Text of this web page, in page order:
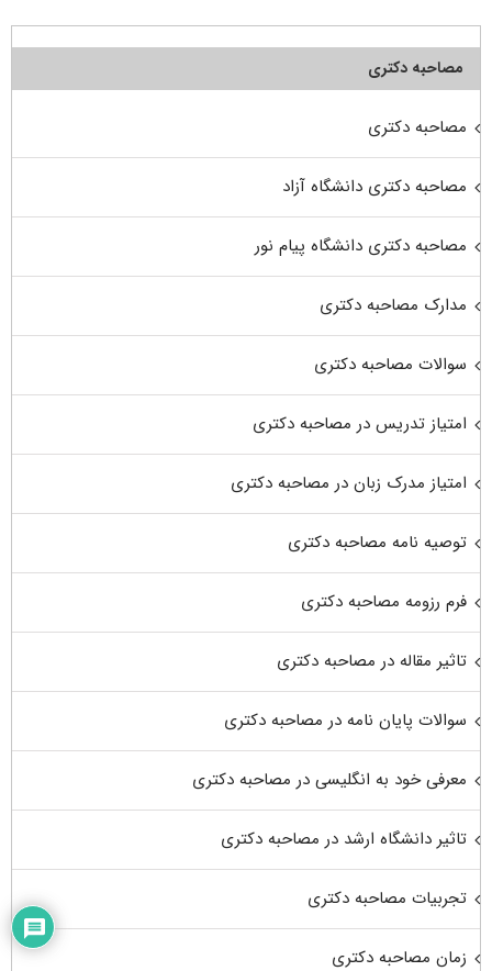
مصاحبه دکتری
مصاحبه دکتری
مصاحبه دکتری دانشگاه آزاد
مصاحبه دکتری دانشگاه پیام نور
مدارک مصاحبه دکتری
سوالات مصاحبه دکتری
امتیاز تدریس در مصاحبه دکتری
امتیاز مدرک زبان در مصاحبه دکتری
توصیه نامه مصاحبه دکتری
فرم رزومه مصاحبه دکتری
تاثیر مقاله در مصاحبه دکتری
سوالات پایان نامه در مصاحبه دکتری
معرفی خود به انگلیسی در مصاحبه دکتری
تاثیر دانشگاه ارشد در مصاحبه دکتری
تجربیات مصاحبه دکتری
زمان مصاحبه دکتری